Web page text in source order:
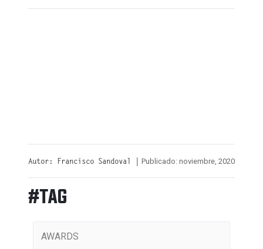
Autor: Francisco Sandoval | Publicado: noviembre, 2020
#TAG
AWARDS